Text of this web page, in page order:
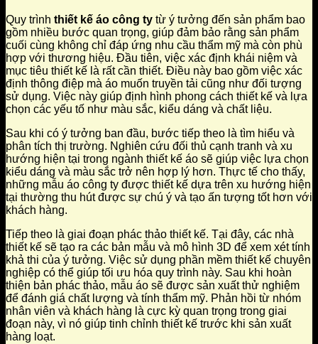
Quy trình thiết kế áo công ty từ ý tưởng đến sản phẩm bao
gồm nhiều bước quan trọng, giúp đảm bảo rằng sản phẩm
cuối cùng không chỉ đáp ứng nhu cầu thẩm mỹ mà còn phù
hợp với thương hiệu. Đầu tiên, việc xác định khái niệm và
mục tiêu thiết kế là rất cần thiết. Điều này bao gồm việc xác
định thông điệp mà áo muốn truyền tải cũng như đối tượng
sử dụng. Việc này giúp định hình phong cách thiết kế và lựa
chọn các yếu tố như màu sắc, kiểu dáng và chất liệu.
Sau khi có ý tưởng ban đầu, bước tiếp theo là tìm hiểu và
phân tích thị trường. Nghiên cứu đối thủ cạnh tranh và xu
hướng hiện tại trong ngành thiết kế áo sẽ giúp việc lựa chọn
kiểu dáng và màu sắc trở nên hợp lý hơn. Thực tế cho thấy,
những mẫu áo công ty được thiết kế dựa trên xu hướng hiện
tại thường thu hút được sự chú ý và tạo ấn tượng tốt hơn với
khách hàng.
Tiếp theo là giai đoạn phác thảo thiết kế. Tại đây, các nhà
thiết kế sẽ tạo ra các bản mẫu và mô hình 3D để xem xét tính
khả thi của ý tưởng. Việc sử dụng phần mềm thiết kế chuyên
nghiệp có thể giúp tối ưu hóa quy trình này. Sau khi hoàn
thiện bản phác thảo, mẫu áo sẽ được sản xuất thử nghiệm
để đánh giá chất lượng và tính thẩm mỹ. Phản hồi từ nhóm
nhân viên và khách hàng là cực kỳ quan trọng trong giai
đoạn này, vì nó giúp tinh chỉnh thiết kế trước khi sản xuất
hàng loạt.